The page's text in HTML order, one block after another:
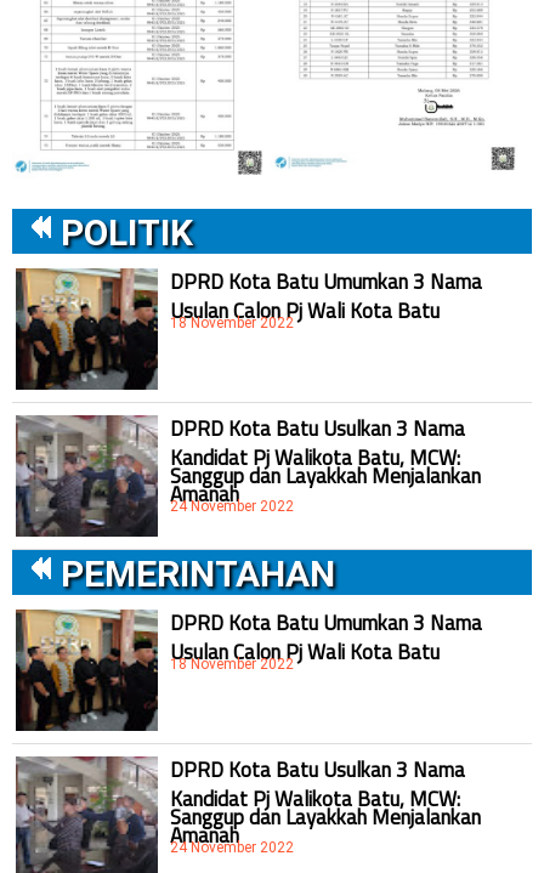
POLITIK
DPRD Kota Batu Umumkan 3 Nama
Usulan Calon Pj Wali Kota Batu
18 November 2022
DPRD Kota Batu Usulkan 3 Nama
Kandidat Pj Walikota Batu, MCW:
Sanggup dan Layakkah Menjalankan
Amanah
24 November 2022
PEMERINTAHAN
DPRD Kota Batu Umumkan 3 Nama
Usulan Calon Pj Wali Kota Batu
18 November 2022
DPRD Kota Batu Usulkan 3 Nama
Kandidat Pj Walikota Batu, MCW:
Sanggup dan Layakkah Menjalankan
Amanah
24 November 2022